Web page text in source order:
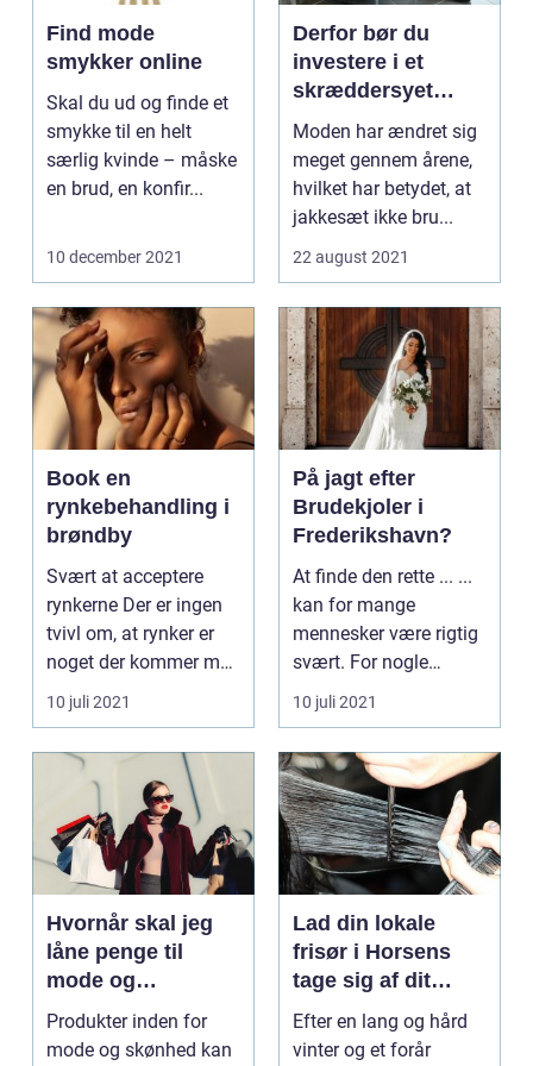
Find mode
smykker online
Skal du ud og finde et
smykke til en helt
særlig kvinde – måske
en brud, en konfir...
10 december 2021
Derfor bør du
investere i et
skræddersyet
jakkesæt
Moden har ændret sig
meget gennem årene,
hvilket har betydet, at
jakkesæt ikke bru...
22 august 2021
Book en
rynkebehandling i
brøndby
Svært at acceptere
rynkerne Der er ingen
tvivl om, at rynker er
noget der kommer med
alderen ...
10 juli 2021
På jagt efter
Brudekjoler i
Frederikshavn?
At finde den rette ... ...
kan for mange
mennesker være rigtig
svært. For nogle
kommer ...
10 juli 2021
Hvornår skal jeg
låne penge til
mode og
skønhed?
Produkter inden for
mode og skønhed kan
Lad din lokale
frisør i Horsens
tage sig af dit
slidte garn
Efter en lang og hård
vinter og et forår